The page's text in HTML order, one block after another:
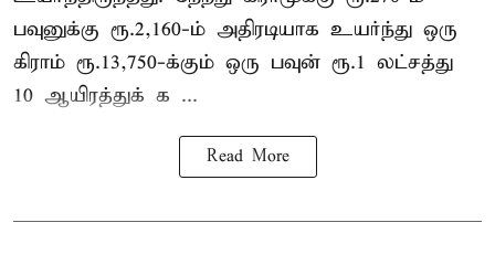
பவுனுக்கு ரூ.2,160-ம் அதிரடியாக உயர்ந்து ஒரு
கிராம் ரூ.13,750-க்கும் ஒரு பவுன் ரூ.1 லட்சத்து
10 ஆயிரத்துக் க ...
Read More